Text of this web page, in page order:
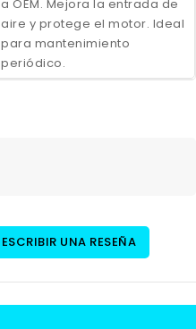
a OEM. Mejora la entrada de
aire y protege el motor. Ideal
para mantenimiento
periódico.
UNA RESEÑA